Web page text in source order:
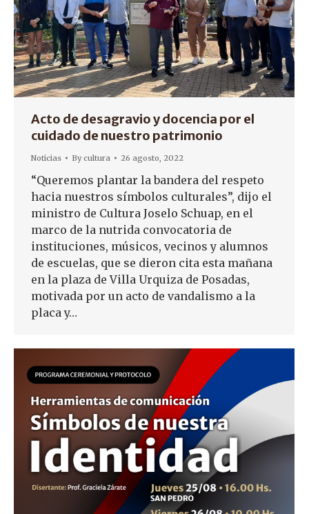
Acto de desagravio y docencia por el
cuidado de nuestro patrimonio
Noticias Bycultura 26 agosto, 2022
“Queremos plantar la bandera del respeto
hacia nuestros símbolos culturales”, dijo el
ministro de Cultura Joselo Schuap, en el
marco de la nutrida convocatoria de
instituciones, músicos, vecinos y alumnos
de escuelas, que se dieron cita esta mañana
en la plaza de Villa Urquiza de Posadas,
motivada por un acto de vandalismo a la
placa y…